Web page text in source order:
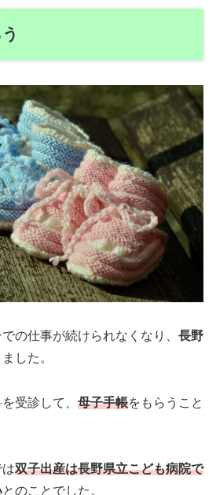
の仕事が続けられなくなり、 長野
した。
受診して、 母子手帳をもらうこと
双子出産は長野県立こども病院で
とのことでした。